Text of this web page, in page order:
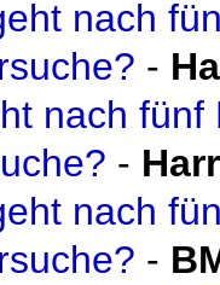
nach
-
nach
-
nach
-